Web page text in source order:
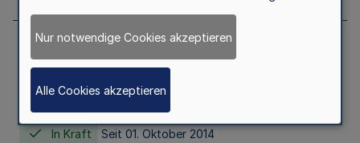
Gesetz über die Hochschulen des Landes
Nordrhein-Westfalen (Hochschulgesetz -
HG)
In Kraft Seit 01. Oktober 2014
Nur notwendige Cookies akzeptieren
Alle Cookies akzeptieren